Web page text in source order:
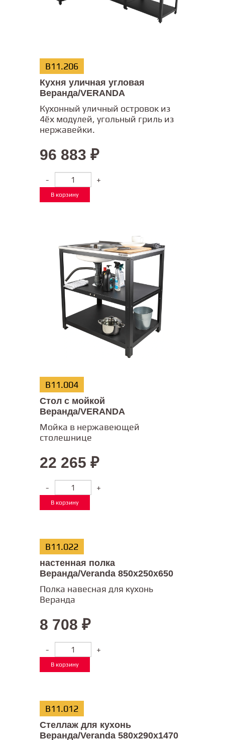
В11.206
Кухня уличная угловая
Веранда/VERANDA
Кухонный уличный островок из
4ёх модулей, угольный гриль из
нержавейки.
96 883 ₽
- +
В корзину
В11.004
Стол с мойкой
Веранда/VERANDA
Мойка в нержавеющей
столешнице
22 265 ₽
- +
В корзину
В11.022
настенная полка
Веранда/Veranda 850х250х650
Полка навесная для кухонь
Веранда
8 708 ₽
- +
В корзину
В11.012
Стеллаж для кухонь
Веранда/Veranda 580х290х1470